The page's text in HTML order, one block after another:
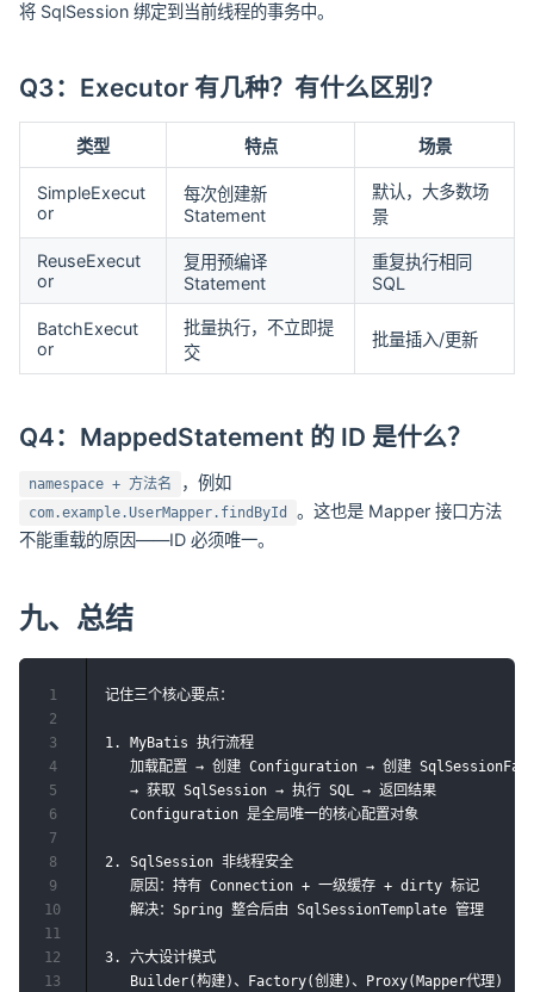
将 SqlSession 绑定到当前线程的事务中。
Q3：Executor 有几种？有什么区别？
类型 特点 场景
SimpleExecut
or
每次创建新
Statement
默认，大多数场
景
ReuseExecut
or
复用预编译
Statement
重复执行相同
SQL
BatchExecut
or
批量执行，不立即提
交
批量插入/更新
Q4：MappedStatement 的 ID 是什么？
namespace + 方法名 ，例如
com.example.UserMapper.findById
。这也是 Mapper 接口方法
不能重载的原因——ID 必须唯一。
九、总结
记住三个核心要点：
1. MyBatis 执行流程
加载配置 → 创建 Configuration → 创建
   → 获取 SqlSession → 执行 SQL → 返回结果
   Configuration 是全局唯一的核心配置对象
2. SqlSession 非线程安全
   原因：持有 Connection + 一级缓存 + dirty 标记
   解决：Spring 整合后由 SqlSessionTemplate 管理
3. 六大设计模式
   Builder(构建)、Factory(创建)、Proxy(Mapper代理)
1
2
3
4
5
6
7
8
9
10
11
12
13